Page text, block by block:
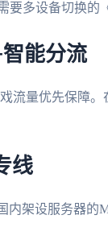
要多设备切换的
能分流
流量优先保障
线
内架设服务器的